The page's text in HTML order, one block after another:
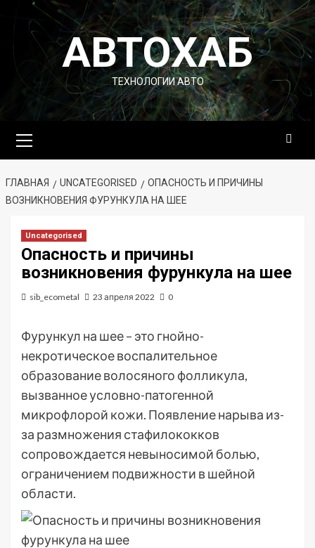
Перейти
содержимомуАВТОХАБ
ТЕХНОЛОГИИ АВТО
меню
ГЛАВНАЯ UNCATEGORISED
ОПАСНОСТЬ И ПРИЧИНЫ
ВОЗНИКНОВЕНИЯ ФУРУНКУЛА НА ШЕЕ
Uncategorised
Опасность и причины
возникновения фурункула на шее
sib_ecometal 23 апреля 2022 0
Фурункул на шее – это гнойно-
некротическое воспалительное
образование волосяного фолликула,
вызванное условно-патогенной
микрофлорой кожи. Появление нарыва из-
за размножения стафилококков
сопровождается невыносимой болью,
ограничением подвижности в шейной
области.